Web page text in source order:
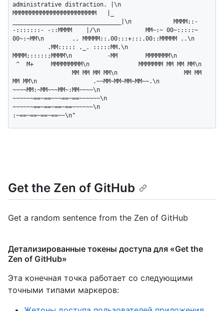
administrative distraction. |\n
MMMMMMMMMMMMMMMMMMMMMMMM   |_
_______________________________|\n            MMMM::-
-:::::::- -::MMMM    |/\n             MM~:~ 00~:::::~
00~:~MM\n        .. MMMMM::.00:::+:::.00::MMMMM ..\n
          .MM::::: ._. :::::MM.\n
MMMM;:::::;MMMM\n          -MM        MMMMMMM\n
^  M+     MMMMMMMMM\n              MMMMMMM MM MM MM\n
                 MM MM MM MM\n                   MM MM
MM MM\n                .~~MM~MM~MM~MM~~.\n
~~~~MM:~MM~~~MM~:MM~~~~\n
~~~~~~==~==~~~==~==~~~~~~\n
~~~~~~==~==~==~==~~~~~~\n
:~==~==~==~==~~\n"
Get the Zen of GitHub
Get a random sentence from the Zen of GitHub
Детализированные токены доступа для «Get the
Zen of GitHub»
Эта конечная точка работает со следующими
точными типами маркеров: